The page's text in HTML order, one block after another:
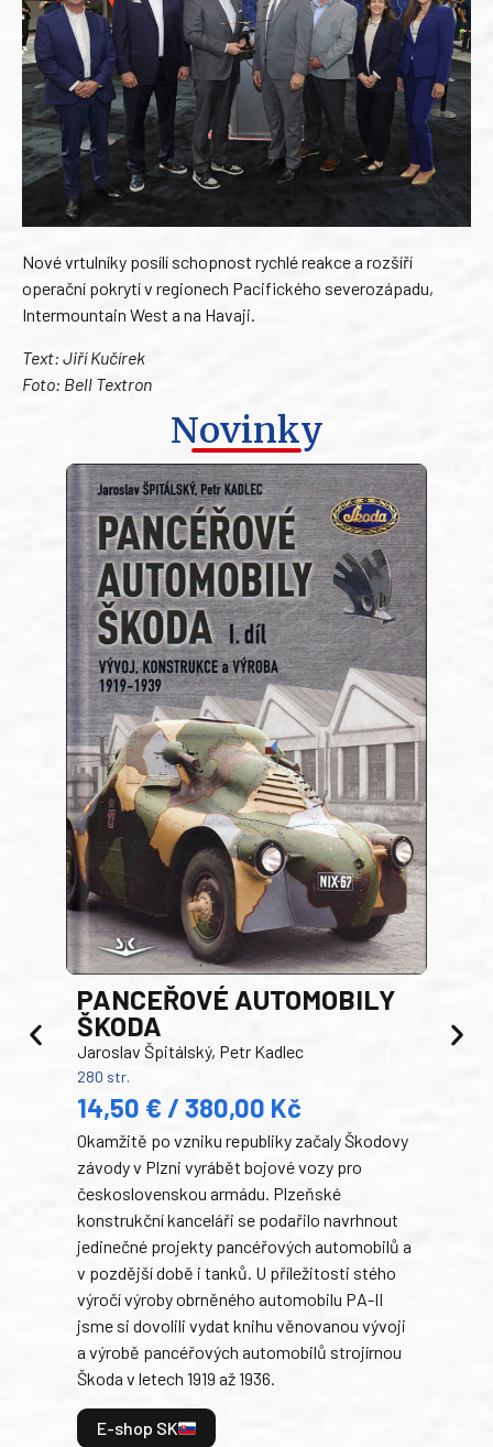
Nové vrtulníky posílí schopnost rychlé reakce a rozšíří
operační pokrytí v regionech Pacifického severozápadu,
Intermountain West a na Havaji.
Text: Jiří Kučírek
Foto: Bell Textron
Novinky
PANCEŘOVÉ AUTOMOBILY
ŠKODA
Jaroslav Špitálský, Petr Kadlec
280 str.
14,50 € / 380,00 Kč
Okamžitě po vzniku republiky začaly Škodovy
závody v Plzni vyrábět bojové vozy pro
československou armádu. Plzeňské
konstrukční kanceláři se podařilo navrhnout
jedinečné projekty pancéřových automobilů a
v pozdější době i tanků. U příležitosti stého
výročí výroby obrněného automobilu PA-II
jsme si dovolili vydat knihu věnovanou vývoji
a výrobě pancéřových automobilů strojírnou
Škoda v letech 1919 až 1936.
E-shop SK